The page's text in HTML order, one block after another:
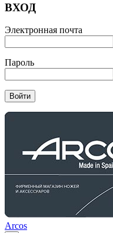
ВХОД
Электронная почта
Пароль
Войти
Arcos